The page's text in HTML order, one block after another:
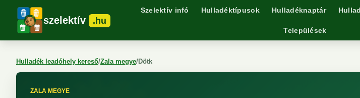
szelektív .hu
Szelektív infó Hulladéktípusok Hulladéknaptár
Települések
Hulladék leadóhely kereső/Zala megye/Dötk
ZALA MEGYE